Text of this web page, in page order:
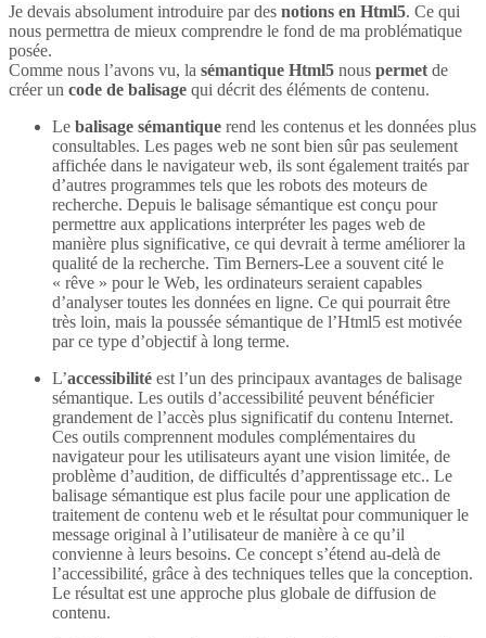
Je devais absolument introduire par des notions en Html5. Ce qui
nous permettra de mieux comprendre le fond de ma problématique
posée.
Comme nous l’avons vu, la sémantique Html5 nous permet de
créer un code de balisage qui décrit des éléments de contenu.
Le balisage sémantique rend les contenus et les données plus
consultables. Les pages web ne sont bien sûr pas seulement
affichée dans le navigateur web, ils sont également traités par
d’autres programmes tels que les robots des moteurs de
recherche. Depuis le balisage sémantique est conçu pour
permettre aux applications interpréter les pages web de
manière plus significative, ce qui devrait à terme améliorer la
qualité de la recherche. Tim Berners-Lee a souvent cité le
« rêve » pour le Web, les ordinateurs seraient capables
d’analyser toutes les données en ligne. Ce qui pourrait être
très loin, mais la poussée sémantique de l’Html5 est motivée
par ce type d’objectif à long terme.
L’accessibilité est l’un des principaux avantages de balisage
sémantique. Les outils d’accessibilité peuvent bénéficier
grandement de l’accès plus significatif du contenu Internet.
Ces outils comprennent modules complémentaires du
navigateur pour les utilisateurs ayant une vision limitée, de
problème d’audition, de difficultés d’apprentissage etc.. Le
balisage sémantique est plus facile pour une application de
traitement de contenu web et le résultat pour communiquer le
message original à l’utilisateur de manière à ce qu’il
convienne à leurs besoins. Ce concept s’étend au-delà de
l’accessibilité, grâce à des techniques telles que la conception.
Le résultat est une approche plus globale de diffusion de
contenu.